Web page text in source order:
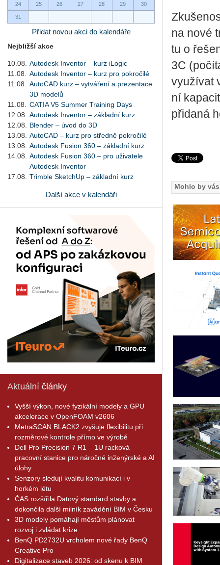
24 25 26 27 28 29 30
31
Přidat novou akci do kalendáře
Nejbližší akce
10.08.
Autodesk Inventor – kurz iLogic
11.08.
Autodesk Inventor – kurz pro pokročilé
11.08.
AutoCAD kurz – vytváření a prezentace
3D modelů
11.08.
CATIA V5 Summer Training Days
12.08.
Autodesk Inventor – základní kurz
12.08.
Blender – úvod do 3D
13.08.
AutoCAD – kurz pro středně pokročilé
13.08.
Autodesk Fusion 360 – základní kurz
14.08.
Autodesk Fusion 360 – pro uživatele
Autodesk Inventor
17.08.
Trimble SketchUp – základní kurz
Další akce v kalendáři
Aktuální články
Vyšší výkon, nové fyzikální modely a GPU
akcelerace v OpenFOAM v2606
MetraSCAN BLACK2 zvyšuje flexibilitu při
rozměrové kontrole přímo ve výrobě
Dell Pro Precision 7 R1 – 1U racková
pracovní stanice pro náročné inženýrské a AI
úlohy
Senzory sledují kvalitu komunikací i v
horkém létu
ČAS rozšířila Datový standard stavby a
dokončila další milník zavádění BIM v Česku
3D modely pomáhají městům plánovat
rozvoj i zvládat krize
BenQ PD2732U vrcholem nové řady BenQ
Creative Pro
Digitalizace staveb 2026: od skenu k BIM
na nové
tu o
3C
vy­u­ží­vat
ní
při­da­ná
Mohlo by